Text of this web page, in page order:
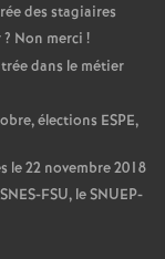
des stagiaires
? Non merci !
dans le métier
élections ESPE,
le 22 novembre 2018
SNES-FSU, leSNUEP-